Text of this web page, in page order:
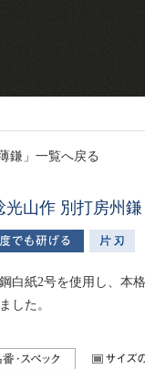
薄鎌」一覧へ戻る
光山作 別打房州鎌
白紙2号を使用し、本
した。